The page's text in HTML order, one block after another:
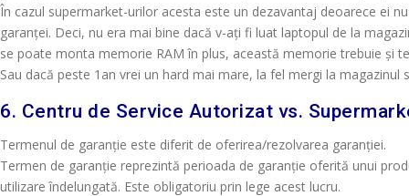
În cazul supermarket-urilor acesta este un dezavantaj deoarece ei
garanței. Deci, nu era mai bine dacă v-ați fi luat laptopul de la
se poate monta memorie RAM în plus, această memorie trebuie și
Sau dacă peste 1an vrei un hard mai mare, la fel mergi la
6. Centru de Service Autorizat vs.
Termenul de garanție este diferit de oferirea/rezolvarea garanției.
Termen de garanție reprezintă perioada de garanție oferită unui
utilizare îndelungată. Este obligatoriu prin lege acest lucru.